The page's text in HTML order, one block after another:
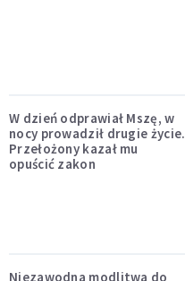
W dzień odprawiał Mszę, w
nocy prowadził drugie życie.
Przełożony kazał mu
opuścić zakon
Niezawodna modlitwa do